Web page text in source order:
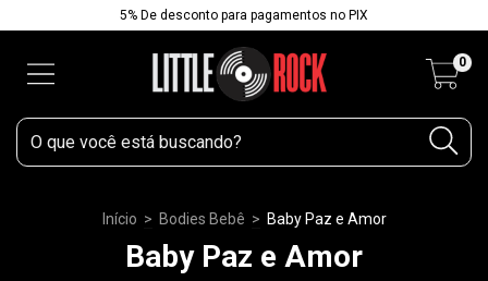
5% De desconto para pagamentos no PIX
0
Início > Bodies Bebê > Baby Paz e Amor
Baby Paz e Amor